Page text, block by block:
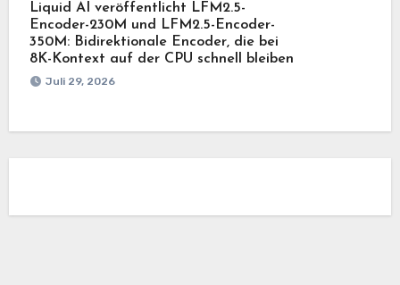
Liquid AI veröffentlicht LFM2.5-
Encoder-230M und LFM2.5-Encoder-
350M: Bidirektionale Encoder, die bei
8K-Kontext auf der CPU schnell bleiben
Juli 29, 2026